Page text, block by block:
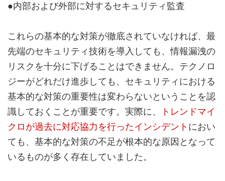
●内部および外部に対するセキュリティ監査
これらの基本的な対策が徹底されていなければ、最
先端のセキュリティ技術を導入しても、情報漏洩の
リスクを十分に下げることはできません。テクノロ
ジーがどれだけ進歩しても、セキュリティにおける
基本的な対策の重要性は変わらないということを認
識しておくことが重要です。実際に、
トレンドマイ
クロが過去に対応協力を行ったインシデント におい
ても、基本的な対策の不足が根本的な原因となって
いるものが多く存在していました。